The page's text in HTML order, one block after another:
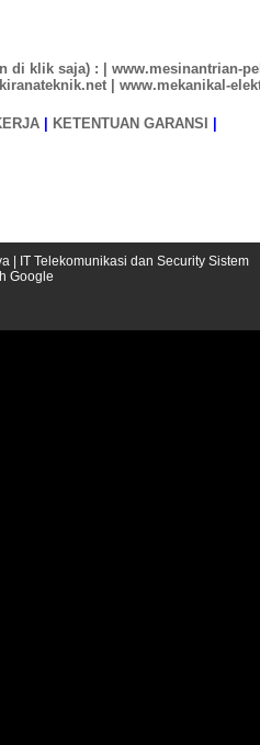
di klik saja) : | www.mesinantrian-
www.mekanikal-
KETENTUAN GARANSI
| IT Telekomunikasi dan Security Sistem
Google